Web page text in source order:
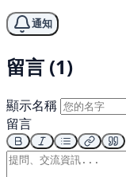
通知
留言 (1)
顯示名稱
留言